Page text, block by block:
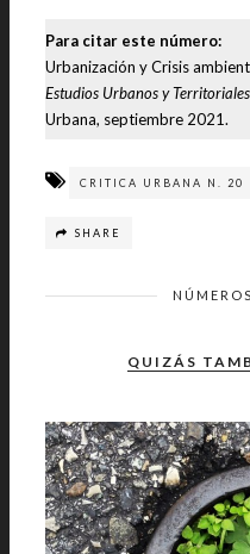
Para citar este número:
Urbanización y Crisis
Estudios Urbanos y Territoriales
Urbana, septiembre 2021.
CRITICA URBANA N. 20
SHARE
QUIZÁS